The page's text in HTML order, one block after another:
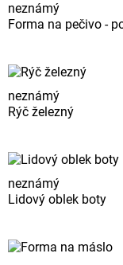
neznámý
Forma na pečivo -
neznámý
Rýč železný
neznámý
Lidový oblek boty